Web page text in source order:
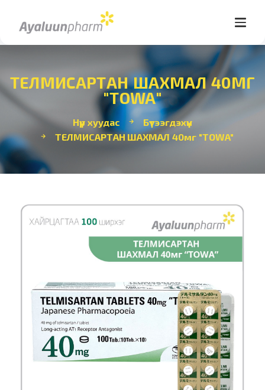
TЕЛМИСАРТАН ШАХМАЛ 40МГ
"TOWA"
Нүүр хуудас
Бүтээгдэхүүн
TЕЛМИСАРТАН ШАХМАЛ 40мг "TOWA"